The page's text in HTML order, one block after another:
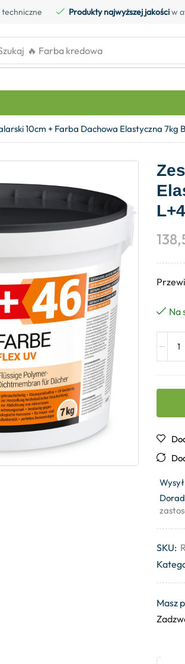
Produkty najwyższej jakościw
🔥 Farba kredowa
10cm + Farba Dachowa Elastyczna 7kg
Na
SKU:
Masz